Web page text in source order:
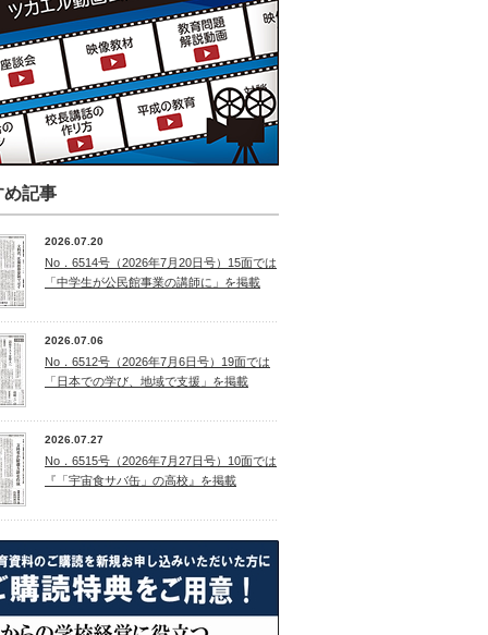
め記事
2026.07.20
No．6514号（2026年7月20日号）15面では
「中学生が公民館事業の講師に」を掲載
2026.07.06
No．6512号（2026年7月6日号）19面では
「日本での学び、地域で支援」を掲載
2026.07.27
No．6515号（2026年7月27日号）10面では
『「宇宙食サバ缶」の高校』を掲載